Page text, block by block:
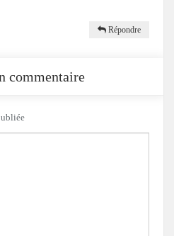
Répondre
commentaire